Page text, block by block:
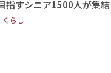
指すシニア1500人が集
くらし